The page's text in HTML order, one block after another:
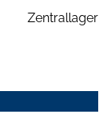
Zentrallager